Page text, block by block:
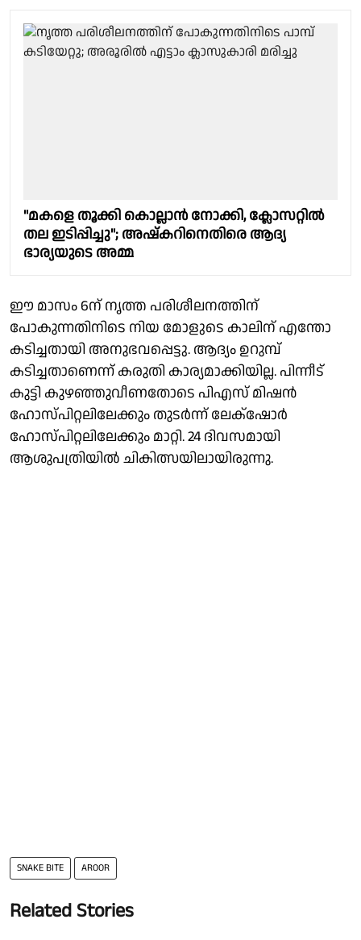
"മകളെ തൂക്കി കൊല്ലാൻ നോക്കി, ക്ലോസറ്റിൽ
തല ഇടിപ്പിച്ചു"; അഷ്‌കറിനെതിരെ ആദ്യ
ഭാര്യയുടെ അമ്മ
ഈ മാസം 6ന് നൃത്ത പരിശീലനത്തിന്
പോകുന്നതിനിടെ നിയ മോളുടെ കാലിന് എന്തോ
കടിച്ചതായി അനുഭവപ്പെട്ടു. ആദ്യം ഉറുമ്പ്
കടിച്ചതാണെന്ന് കരുതി കാര്യമാക്കിയില്ല. പിന്നീട്
കുട്ടി കുഴഞ്ഞുവീണതോടെ പിഎസ് മിഷൻ
ഹോസ്പിറ്റലിലേക്കും തുടർന്ന് ലേക്‌ഷോർ
ഹോസ്പിറ്റലിലേക്കും മാറ്റി. 24 ദിവസമായി
ആശുപത്രിയിൽ ചികിത്സയിലായിരുന്നു.
SNAKE BITE AROOR
Related Stories